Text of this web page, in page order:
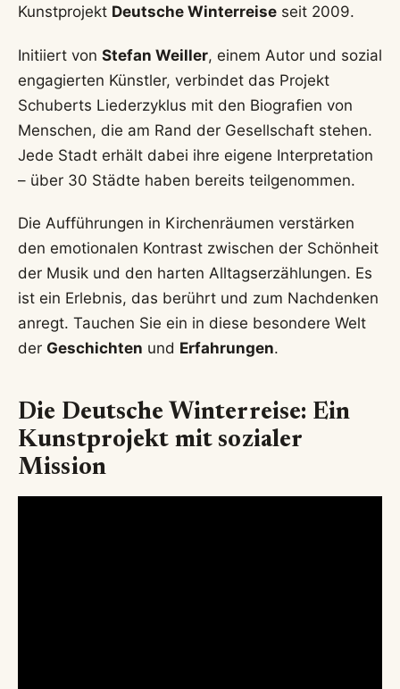
Kunstprojekt Deutsche Winterreise seit 2009.
Initiiert von Stefan Weiller, einem Autor und sozial
engagierten Künstler, verbindet das Projekt
Schuberts Liederzyklus mit den Biografien von
Menschen, die am Rand der Gesellschaft stehen.
Jede Stadt erhält dabei ihre eigene Interpretation
– über 30 Städte haben bereits teilgenommen.
Die Aufführungen in Kirchenräumen verstärken
den emotionalen Kontrast zwischen der Schönheit
der Musik und den harten Alltagserzählungen. Es
ist ein Erlebnis, das berührt und zum Nachdenken
anregt. Tauchen Sie ein in diese besondere Welt
der Geschichten und Erfahrungen.
Die Deutsche Winterreise: Ein
Kunstprojekt mit sozialer
Mission